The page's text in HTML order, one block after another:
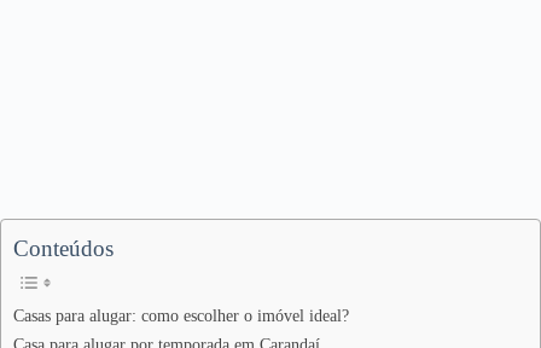
Conteúdos
Casas para alugar: como escolher o imóvel ideal?